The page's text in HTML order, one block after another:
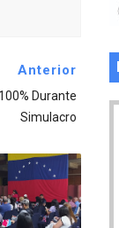
Anterior
Durante
Simulacro